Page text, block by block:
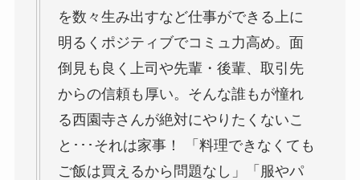
を数々生み出すなど仕事ができる上に
明るくポジティブでコミュ力高め。面
倒見も良く上司や先輩・後輩、取引先
からの信頼も厚い。そんな誰もが憧れ
る西園寺さんが絶対にやりたくないこ
と･･･それは家事！ 「料理できなくても
ご飯は買えるから問題なし」「服やパ